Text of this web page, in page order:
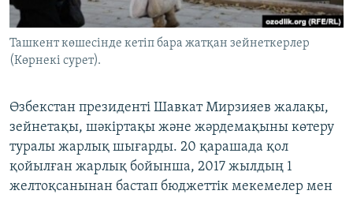
Басқа тілдерде
Ташкент көшесінде кетіп бара жатқан зейнеткерлер
(Көрнекі сурет).
Өзбекстан президенті Шавкат Мирзияев жалақы,
зейнетақы, шәкіртақы және жәрдемақыны көтеру
туралы жарлық шығарды. 20 қарашада қол
қойылған жарлық бойынша, 2017 жылдың 1
желтоқсанынан бастап бюджеттік мекемелер мен